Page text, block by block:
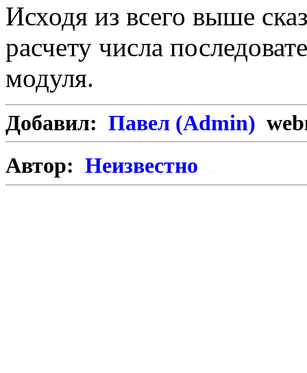
Исходя из всего выше
расчету числа
модуля.
Добавил: Павел (Admin)
Автор: Неизвестно